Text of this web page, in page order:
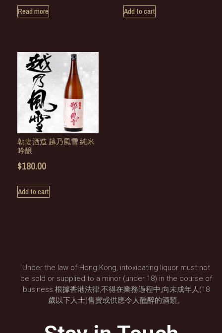
Read more Add to cart
朝妻酒造 越乃風雪 純米
吟醸
$180.00
Add to cart
Under the law of Hong Kong, intoxicating liquor must not
be sold or supplied to a minor (under 18) in the course of
business.根據香港法律,不得在業務過程中,向未成年人(18
歲以下人士)售賣或供應令人醺醉的酒類。